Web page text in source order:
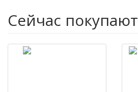
Сейчас покупают